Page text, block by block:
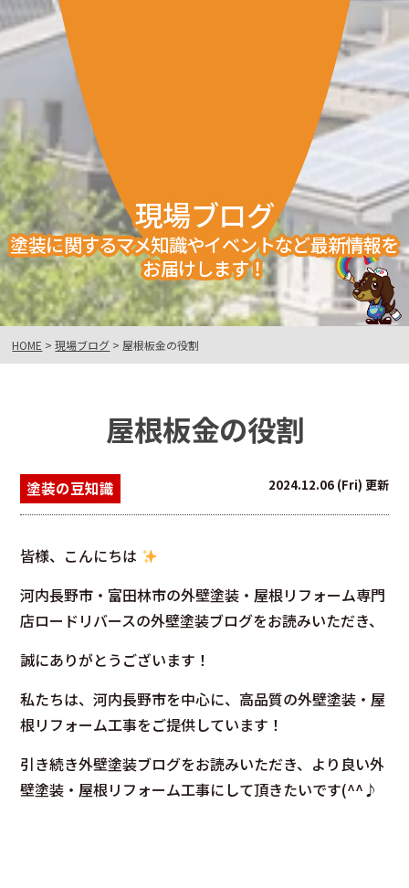
現場ブログ
塗装に関するマメ知識やイベントなど最新情報を
お届けします！
HOME >現場ブログ > 屋根板金の役割
屋根板金の役割
塗装の豆知識 2024.12.06 (Fri) 更新
皆様、こんにちは
河内長野市・富田林市の外壁塗装・屋根リフォーム専門
店ロードリバースの外壁塗装ブログをお読みいただき、
誠にありがとうございます！
私たちは、河内長野市を中心に、高品質の外壁塗装・屋
根リフォーム工事をご提供しています！
引き続き外壁塗装ブログをお読みいただき、より良い外
壁塗装・屋根リフォーム工事にして頂きたいです(^^♪